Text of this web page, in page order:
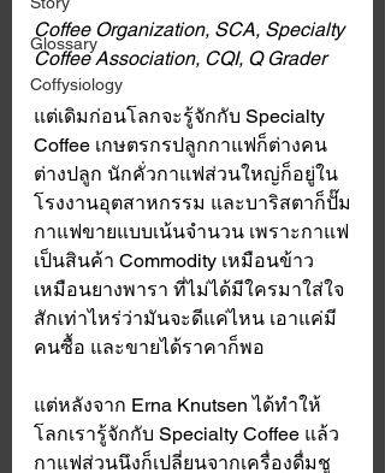
Glossary
Coffysiology
Coffee Organization, SCA, Specialty
Coffee Association, CQI, Q Grader
แต่เดิมก่อนโลกจะรู้จักกับ Specialty
Coffee เกษตรกรปลูกกาแฟก็ต่างคน
ต่างปลูก นักคั่วกาแฟส่วนใหญ่ก็อยู่ใน
โรงงานอุตสาหกรรม และบาริสตาก็ปั๊ม
กาแฟขายแบบเน้นจำนวน เพราะกาแฟ
เป็นสินค้า Commodity เหมือนข้าว
เหมือนยางพารา ที่ไม่ได้มีใครมาใส่ใจ
สักเท่าไหร่ว่ามันจะดีแค่ไหน เอาแค่มี
คนซื้อ และขายได้ราคาก็พอ
แต่หลังจาก Erna Knutsen ได้ทำให้
โลกเรารู้จักกับ Specialty Coffee แล้ว
กาแฟส่วนนึงก็เปลี่ยนจากเครื่องดื่มชู